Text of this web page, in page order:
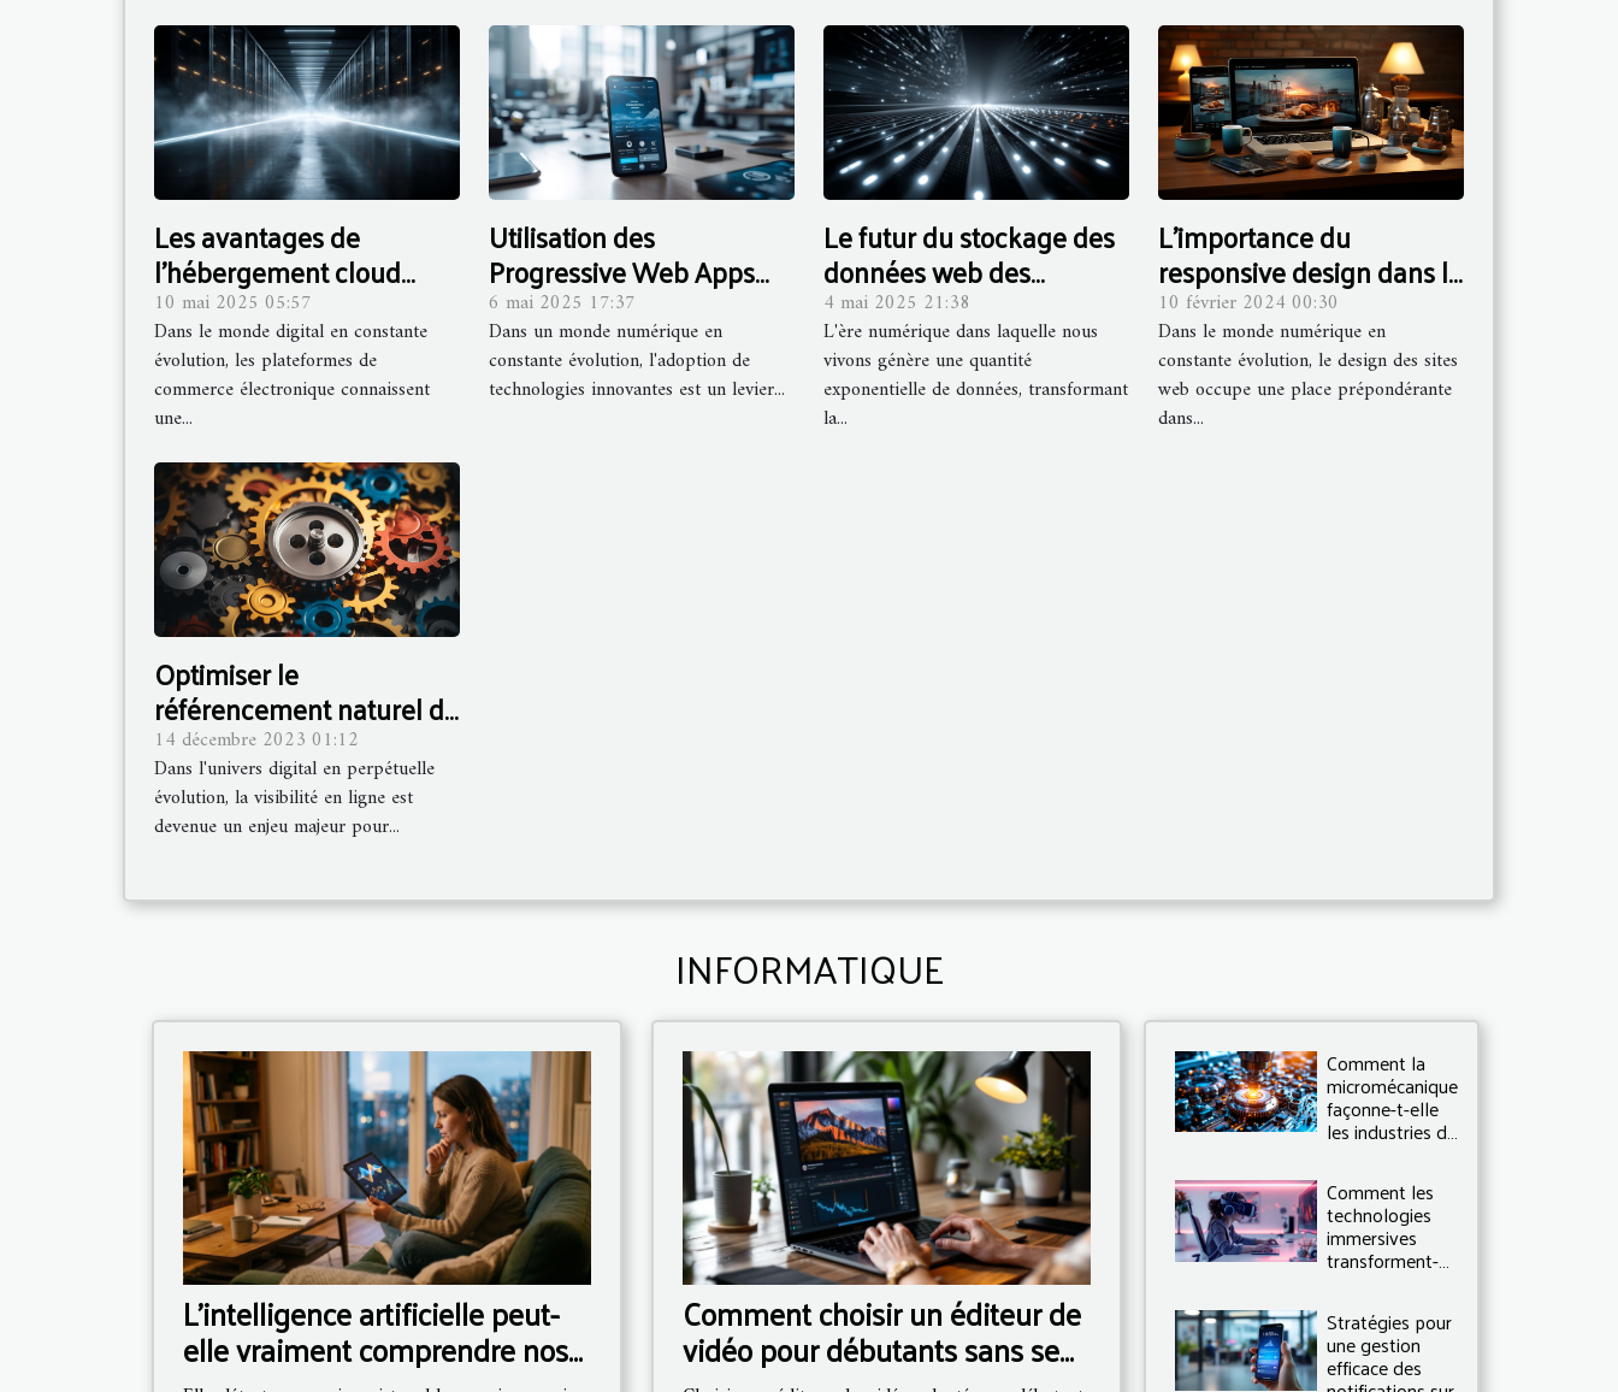
Les avantages de
l'hébergement cloud
pour les sites e-
commerce à haute trafic
10 mai 2025 05:57
Dans le monde digital en constante
évolution, les plateformes de
commerce électronique connaissent
une...
Utilisation des
Progressive Web Apps
pour améliorer
l'engagement en 2023
6 mai 2025 17:37
Dans un monde numérique en
constante évolution, l'adoption de
technologies innovantes est un levier...
Le futur du stockage des
données web des
solutions innovantes pour
les entreprises
4 mai 2025 21:38
L'ère numérique dans laquelle nous
vivons génère une quantité
exponentielle de données, transformant
la...
L'importance du
responsive design dans la
création de sites web
10 février 2024 00:30
Dans le monde numérique en
constante évolution, le design des sites
web occupe une place prépondérante
dans...
Optimiser le
référencement naturel de
votre site web :
Techniques et bonnes
pratiques
14 décembre 2023 01:12
Dans l'univers digital en perpétuelle
évolution, la visibilité en ligne est
devenue un enjeu majeur pour...
INFORMATIQUE
L’intelligence artificielle peut-
elle vraiment comprendre nos
Comment choisir un éditeur de
vidéo pour débutants sans se
Comment la
micromécanique
façonne-t-elle
les industries de
Comment les
technologies
immersives
transforment-
stratégies de
communication ?
Stratégies pour
une gestion
efficace des